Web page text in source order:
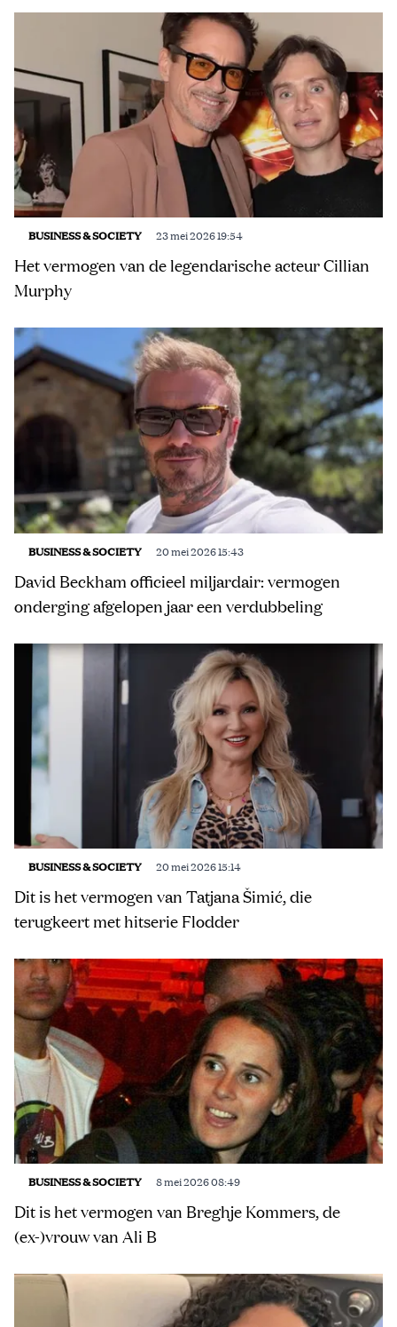
BUSINESS & SOCIETY 23 mei 2026 19:54
Het vermogen van de legendarische acteur Cillian
Murphy
BUSINESS & SOCIETY 20 mei 2026 15:43
David Beckham officieel miljardair: vermogen
onderging afgelopen jaar een verdubbeling
BUSINESS & SOCIETY 20 mei 2026 15:14
Dit is het vermogen van Tatjana Šimić, die
terugkeert met hitserie Flodder
BUSINESS & SOCIETY 8 mei 2026 08:49
Dit is het vermogen van Breghje Kommers, de
(ex-)vrouw van Ali B